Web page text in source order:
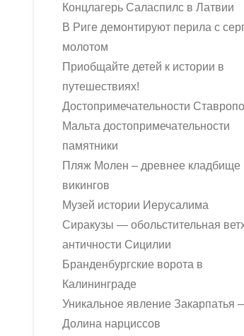
Концлагерь Саласпилс в Латвии
В Риге демонтируют перила с
молотом
Приобщайте детей к истории в
путешествиях!
Достопримечательности
Мальта достопримечательности
памятники
Пляж Молен – древнее кладбище
викингов
Музей истории Иерусалима
Сиракузы — обольстительная
античности Сицилии
Бранденбургские ворота в
Калининграде
Уникальное явление Закарпатья –
Долина нарциссов